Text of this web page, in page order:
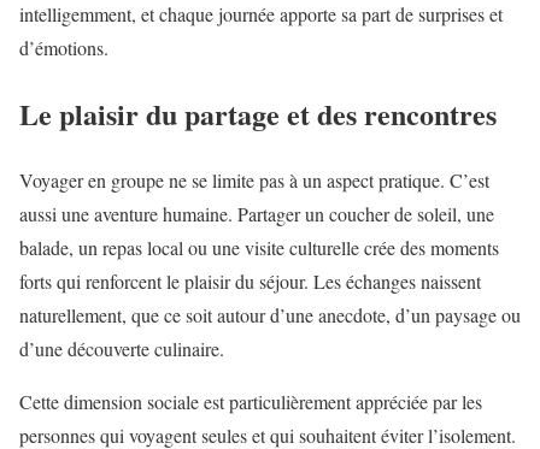
intelligemment, et chaque journée apporte sa part de surprises et
d’émotions.
Le plaisir du partage et des rencontres
Voyager en groupe ne se limite pas à un aspect pratique. C’est
aussi une aventure humaine. Partager un coucher de soleil, une
balade, un repas local ou une visite culturelle crée des moments
forts qui renforcent le plaisir du séjour. Les échanges naissent
naturellement, que ce soit autour d’une anecdote, d’un paysage ou
d’une découverte culinaire.
Cette dimension sociale est particulièrement appréciée par les
personnes qui voyagent seules et qui souhaitent éviter l’isolement.